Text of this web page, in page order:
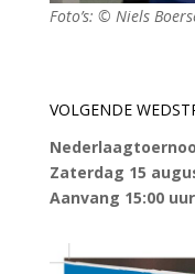
Foto’s: © Niels
VOLGENDE
Zaterdag 15
Aanvang 15:00 uur